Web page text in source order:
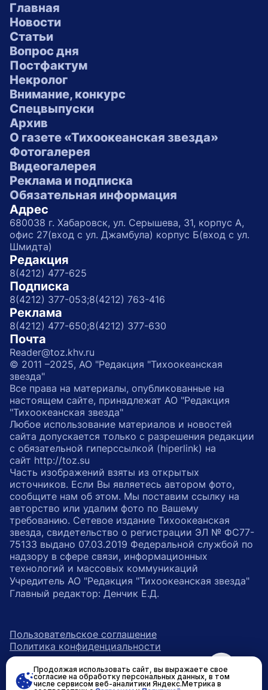
Главная
Новости
Статьи
Вопрос дня
Постфактум
Некролог
Внимание, конкурс
Спецвыпуски
Архив
О газете «Тихоокеанская звезда»
Фотогалерея
Видеогалерея
Реклама и подписка
Обязательная информация
Адрес
680038 г. Хабаровск, ул. Серышева, 31, корпус А,
офис 27(вход с ул. Джамбула) корпус Б(вход с ул.
Шмидта)
Редакция
8(4212) 477-625
Подписка
8(4212) 377-053;8(4212) 763-416
Реклама
8(4212) 477-650;8(4212) 377-630
Почта
Reader@toz.khv.ru
© 2011 –2025, АО "Редакция "Тихоокеанская
звезда"
Все права на материалы, опубликованные на
настоящем сайте, принадлежат АО "Редакция
"Тихоокеанская звезда"
Любое использование материалов и новостей
сайта допускается только с разрешения редакции
с обязательной гиперссылкой (hiperlink) на
сайт http://toz.su
Часть изображений взяты из открытых
источников. Если Вы являетесь автором фото,
сообщите нам об этом. Мы поставим ссылку на
авторство или удалим фото по Вашему
требованию. Сетевое издание Тихоокеанская
звезда, свидетельство о регистрации ЭЛ № ФС77-
75133 выдано 07.03.2019 Федеральной службой по
надзору в сфере связи, информационных
технологий и массовых коммуникаций
Учредитель АО "Редакция "Тихоокеанская звезда"
Главный редактор: Денчик Е.Д.
Пользовательское соглашение
Политика конфиденциальности
ссылка на главную
возрастное ограничение 16+
Продолжая использовать сайт, вы выражаете свое
согласие на обработку персональных данных, в том
числе сервисом веб-аналитики Яндекс.Метрика в